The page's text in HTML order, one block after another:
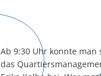
Ab 9:30 Uhr konnte
das